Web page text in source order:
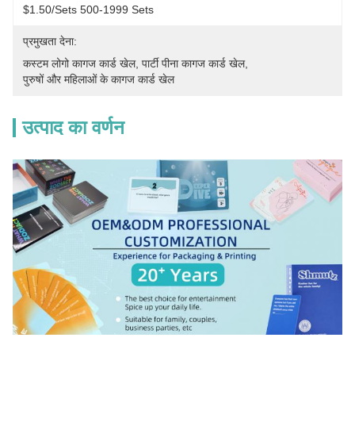
$1.50/sets 500-1999 Sets
प्रमुखता देना:
कस्टम लोगो कागज कार्ड खेल, पार्टी पीना कागज कार्ड खेल,
पुरुषों और महिलाओं के कागज कार्ड खेल
उत्पाद का वर्णन